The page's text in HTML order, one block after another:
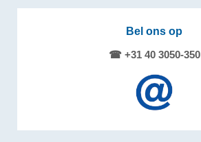
Bel ons op
☎ +31 40 3050-350